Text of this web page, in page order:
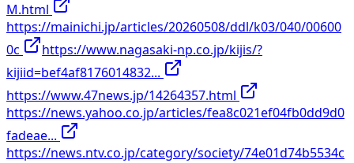
M.html
https://mainichi.jp/articles/20260508/ddl/k03/040/00600
0c
https://www.nagasaki-np.co.jp/kijis/?
kijiid=bef4af8176014832...
https://www.47news.jp/14264357.html
https://news.yahoo.co.jp/articles/fea8c021ef04fb0dd9d0
fadeae...
https://news.ntv.co.jp/category/society/74e01d74b5534c